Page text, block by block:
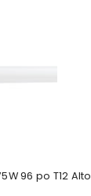
96 po T12 Alto